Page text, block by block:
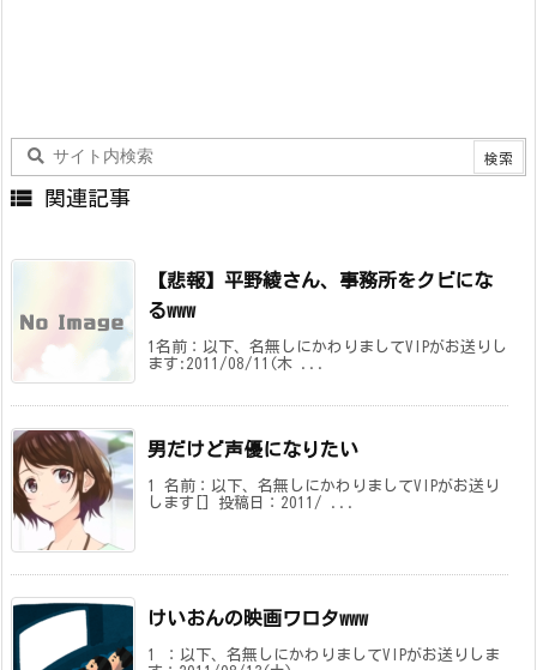
 関連記事
【悲報】平野綾さん、事務所をクビにな
るwww
1名前：以下、名無しにかわりましてVIPがお送りし
ます:2011/08/11(木 ...
男だけど声優になりたい
1 名前：以下、名無しにかわりましてVIPがお送り
します[] 投稿日：2011/ ...
けいおんの映画ワロタwww
1 ：以下、名無しにかわりましてVIPがお送りしま